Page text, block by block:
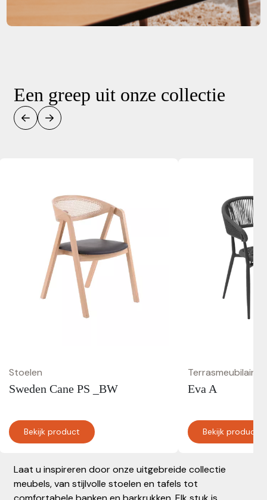
Een greep uit onze collectie
Stoelen
Sweden Cane PS _BW
Bekijk product
Terrasmeubilair
Eva A
Bekijk product
Laat u inspireren door onze uitgebreide collectie
meubels, van stijlvolle stoelen en tafels tot